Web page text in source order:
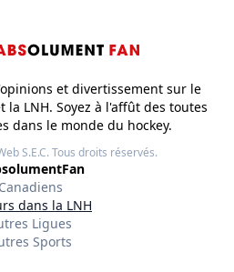
et divertissement sur le
LNH. Soyez à l'affût des toutes
dans le monde du hockey.
S.E.C.Tous droits réservés.
Canadiens
dans la LNH
Ligues
Sports